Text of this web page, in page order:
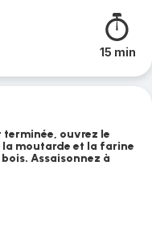
15 min
terminée, ouvrez le
moutarde et la farine
Assaisonnez à